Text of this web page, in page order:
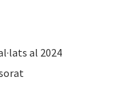
al 2024